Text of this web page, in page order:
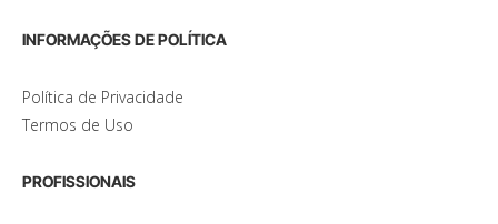
INFORMAÇÕES DE POLÍTICA
Política de Privacidade
Termos de Uso
PROFISSIONAIS